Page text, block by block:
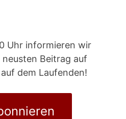
Uhr informieren wir
Beitrag auf
dem Laufenden!